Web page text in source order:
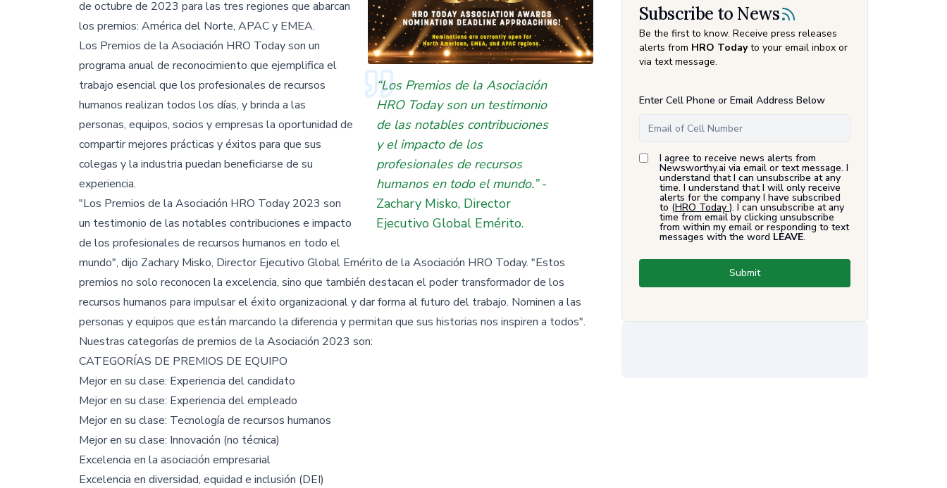
“Los Premios de la Asociación
HRO Today son un testimonio
de las notables contribuciones
y el impacto de los
profesionales de recursos
humanos en todo el mundo.”-
Zachary Misko, Director
Ejecutivo Global Emérito.
de octubre de 2023 para las tres regiones que abarcan
los premios: América del Norte, APAC y EMEA.
Los Premios de la Asociación HRO Today son un
programa anual de reconocimiento que ejemplifica el
trabajo esencial que los profesionales de recursos
humanos realizan todos los días, y brinda a las
personas, equipos, socios y empresas la oportunidad de
compartir mejores prácticas y éxitos para que sus
colegas y la industria puedan beneficiarse de su
experiencia.
"Los Premios de la Asociación HRO Today 2023 son
un testimonio de las notables contribuciones e impacto
de los profesionales de recursos humanos en todo el
mundo", dijo Zachary Misko, Director Ejecutivo Global Emérito de la Asociación HRO Today. "Estos
premios no solo reconocen la excelencia, sino que también destacan el poder transformador de los
recursos humanos para impulsar el éxito organizacional y dar forma al futuro del trabajo. Nominen a las
personas y equipos que están marcando la diferencia y permitan que sus historias nos inspiren a todos".
Nuestras categorías de premios de la Asociación 2023 son:
CATEGORÍAS DE PREMIOS DE EQUIPO
Mejor en su clase: Experiencia del candidato
Mejor en su clase: Experiencia del empleado
Mejor en su clase: Tecnología de recursos humanos
Mejor en su clase: Innovación (no técnica)
Excelencia en la asociación empresarial
Excelencia en diversidad, equidad e inclusión (DEI)
Subscribe to News
Be the first to know. Receive press releases
alerts from HRO Todayto your email inbox or
via text message.
Enter Cell Phone or Email Address Below
I agree to receive news alerts from
Newsworthy.ai via email or text message. I
understand that I can unsubscribe at any
time. I understand that I will only receive
alerts for the company I have subscribed
to (HRO Today ). I can unsubscribe at any
time from email by clicking unsubscribe
from within my email or responding to text
messages with the word LEAVE.
Submit